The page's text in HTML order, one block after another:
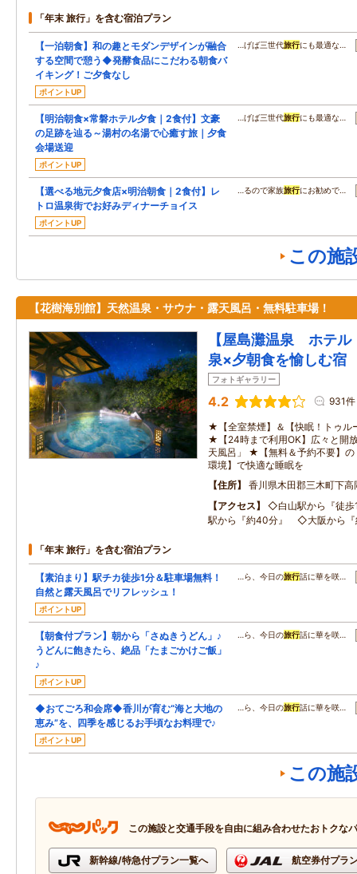
「年末 旅行」を含む宿泊プラン
【一泊朝食】和の趣とモダンデザインが融合
する空間で憩う◆発酵食品にこだわる朝食バ
イキング！ご夕食なし
ポイントUP
…げば三世代旅行にも最適な…
【明治朝食×常磐ホテル夕食｜2食付】文豪
の足跡を辿る～湯村の名湯で心癒す旅｜夕食
会場送迎
ポイントUP
…げば三世代旅行にも最適な…
【選べる地元夕食店×明治朝食｜2食付】レ
トロ温泉街でお好みディナーチョイス
ポイントUP
…るので家族旅行にお勧めで…
この施
【花樹海別館】天然温泉・サウナ・露天風呂・無料駐車場！
【屋島灘温泉 ホテル
泉×夕朝食を愉しむ宿
フォトギャラリー
4.2 931件
★【全室禁煙】＆【快眠！トゥル
★【24時まで利用OK】広々と開
天風呂」 ★【無料＆予約不要】
環境】で快適な睡眠を
住所
香川県木田郡三木町下
アクセス
◇白山駅から『徒
駅から『約40分』 ◇大阪から『
「年末 旅行」を含む宿泊プラン
【素泊まり】駅チカ徒歩1分＆駐車場無料！
自然と露天風呂でリフレッシュ！
ポイントUP
…ら、今日の旅行話に華を咲…
【朝食付プラン】朝から「さぬきうどん」♪
うどんに飽きたら、絶品「たまごかけご飯」
♪
ポイントUP
…ら、今日の旅行話に華を咲…
◆おてごろ和会席◆香川が育む“海と大地の
恵み”を、四季を感じるお手頃なお料理で♪
ポイントUP
…ら、今日の旅行話に華を咲…
この施
この施設と交通手段を自由に組み合わせたおトクな
新幹線/特急付プラン一覧へ 航空券付プラ